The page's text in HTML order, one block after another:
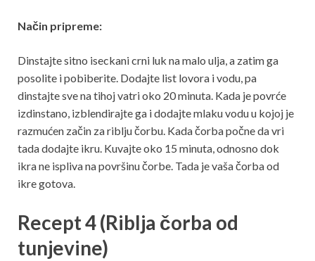
Način pripreme:
Dinstajte sitno iseckani crni luk na malo ulja, a zatim ga
posolite i pobiberite. Dodajte list lovora i vodu, pa
dinstajte sve na tihoj vatri oko 20 minuta. Kada je povrće
izdinstano, izblendirajte ga i dodajte mlaku vodu u kojoj je
razmućen začin za riblju čorbu. Kada čorba počne da vri
tada dodajte ikru. Kuvajte oko 15 minuta, odnosno dok
ikra ne ispliva na površinu čorbe. Tada je vaša čorba od
ikre gotova.
Recept 4 (Riblja čorba od
tunjevine)